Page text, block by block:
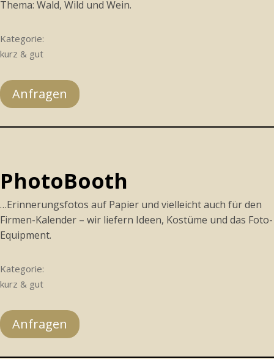
Thema: Wald, Wild und Wein.
Kategorie:
kurz & gut
Anfragen
PhotoBooth
…Erinnerungsfotos auf Papier und vielleicht auch für den
Firmen-Kalender – wir liefern Ideen, Kostüme und das Foto-
Equipment.
Kategorie:
kurz & gut
Anfragen